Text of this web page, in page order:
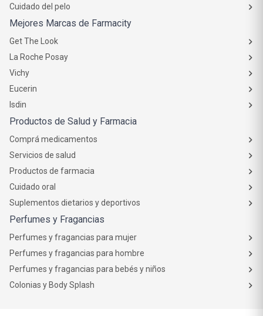
Cuidado del pelo
Mejores Marcas de Farmacity
Get The Look
La Roche Posay
Vichy
Eucerin
Isdin
Productos de Salud y Farmacia
Comprá medicamentos
Servicios de salud
Productos de farmacia
Cuidado oral
Suplementos dietarios y deportivos
Perfumes y Fragancias
Perfumes y fragancias para mujer
Perfumes y fragancias para hombre
Perfumes y fragancias para bebés y niños
Colonias y Body Splash